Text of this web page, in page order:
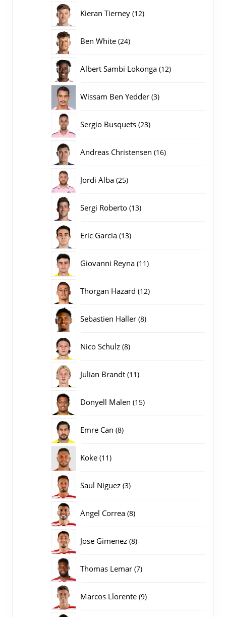
Kieran Tierney 1212
Ben White 2424
Albert Sambi Lokonga 1212
Wissam Ben Yedder 33
Sergio Busquets 2323
Andreas Christensen 1616
Jordi Alba 2525
Sergi Roberto 1313
Eric Garcia 1313
Giovanni Reyna 1111
Thorgan Hazard 1212
Sebastien Haller 88
Nico Schulz 88
Julian Brandt 1111
Donyell Malen 1515
Emre Can 88
Koke 1111
Saul Niguez 33
Angel Correa 88
Jose Gimenez 88
Thomas Lemar 77
Marcos Llorente 99